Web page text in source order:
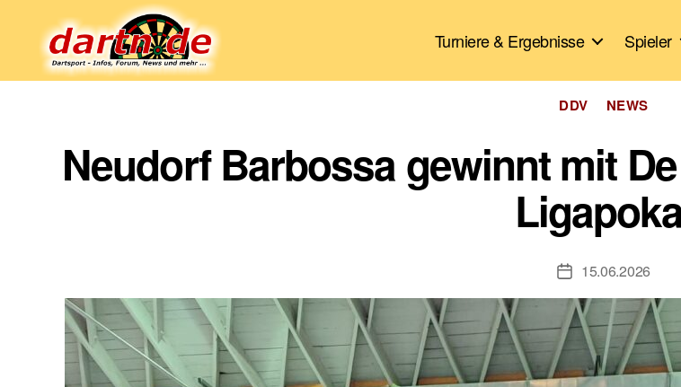
Turniere & Ergebnisse Spieler
Kategorien
DDV NEWS
Neudorf Barbossa gewinnt mit
15.06.2026